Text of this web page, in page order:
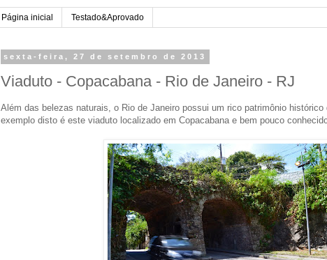
Página inicial Testado&Aprovado
sexta-feira, 27 de setembro de 2013
Viaduto - Copacabana - Rio de Janeiro - RJ
Além das belezas naturais, o Rio de Janeiro possui um rico patrimônio histórico
exemplo disto é este viaduto localizado em Copacabana e bem pouco